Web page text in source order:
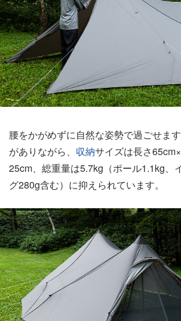
腰をかがめずに自然な姿勢で過ごせま
がありながら、 収納サイズは長さ
25cm、総重量は5.7kg（ポール1.1kg、
グ280g含む）に抑えられています。